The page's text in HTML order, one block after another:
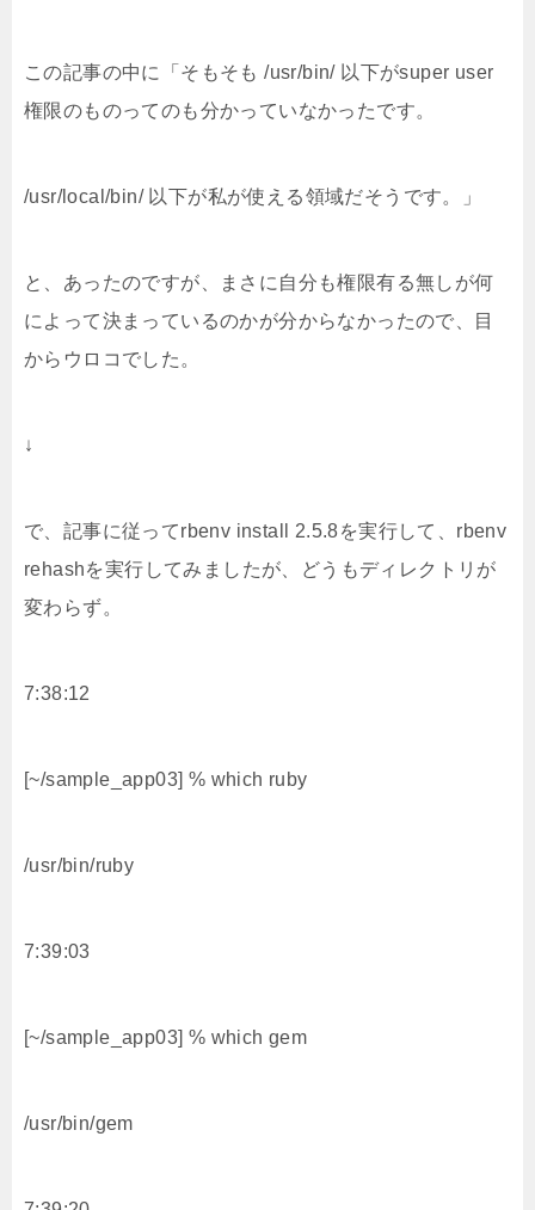
この記事の中に「そもそも /usr/bin/ 以下がsuper user
権限のものってのも分かっていなかったです。
/usr/local/bin/ 以下が私が使える領域だそうです。」
と、あったのですが、まさに自分も権限有る無しが何
によって決まっているのかが分からなかったので、目
からウロコでした。
↓
で、記事に従ってrbenv install 2.5.8を実行して、rbenv
rehashを実行してみましたが、どうもディレクトリが
変わらず。
7:38:12
[~/sample_app03] % which ruby
/usr/bin/ruby
7:39:03
[~/sample_app03] % which gem
/usr/bin/gem